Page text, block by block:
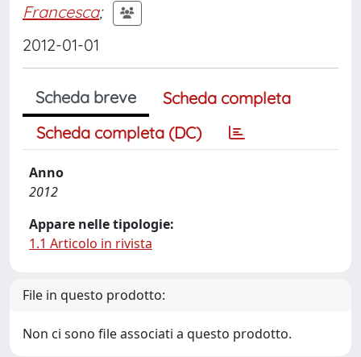
Francesca;
2012-01-01
Scheda breve
Scheda completa
Scheda completa (DC)
Anno
2012
Appare nelle tipologie:
1.1 Articolo in rivista
File in questo prodotto:
Non ci sono file associati a questo prodotto.